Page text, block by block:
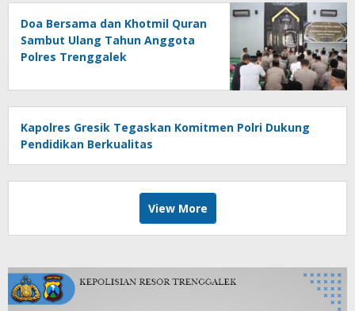
Doa Bersama dan Khotmil Quran
Sambut Ulang Tahun Anggota
Polres Trenggalek
Kapolres Gresik Tegaskan Komitmen Polri Dukung
Pendidikan Berkualitas
View More